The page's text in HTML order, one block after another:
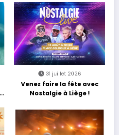
31 juillet 2026
Venez faire la fête avec
Nostalgie à Liège !